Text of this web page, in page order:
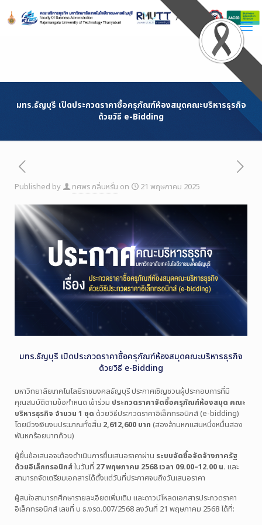
Content
มทร.ธัญบุรี เปิดประกวดราคาซื้อครุภัณฑ์ห้องสมุดคณะบริหารธุรกิจ
ด้วยวิธี e-Bidding
Published by ทศพร กลิ่นหรั่น on 21 พฤษภาคม 2025
มทร.ธัญบุรี เปิดประกวดราคาซื้อครุภัณฑ์ห้องสมุดคณะบริหารธุรกิจ
ด้วยวิธี e-Bidding
มหาวิทยาลัยเทคโนโลยีราชมงคลธัญบุรีประกาศเชิญชวนผู้ประกอบการที่มี
คุณสมบัติตามข้อกำหนด เข้าร่วม ประกวดราคาจัดซื้อครุภัณฑ์ห้องสมุด คณะ
บริหารธุรกิจ จำนวน 1 ชุด ด้วยวิธีประกวดราคาอิเล็กทรอนิกส์ (e-bidding)
โดยมีวงเงินงบประมาณทั้งสิ้น 2,612,600 บาท (สองล้านหกแสนหนึ่งหมื่นสอง
พันหกร้อยบาทถ้วน)
ผู้ยื่นข้อเสนอจะต้องดำเนินการยื่นเสนอราคาผ่าน ระบบจัดซื้อจัดจ้างภาครัฐ
ด้วยอิเล็กทรอนิกส์ในวันที่ 27พฤษภาคม 2568เวลา 09.00–12.00 น. และ
สามารถจัดเตรียมเอกสารได้ตั้งแต่วันที่ประกาศจนถึงวันเสนอราคา
ผู้สนใจสามารถศึกษารายละเอียดเพิ่มเติม และดาวน์โหลดเอกสารประกวดราคา
อิเล็กทรอนิกส์เลขที่ บ ธ.งรด.007/2568 ลงวันที่ 21 พฤษภาคม 2568ได้ที่: